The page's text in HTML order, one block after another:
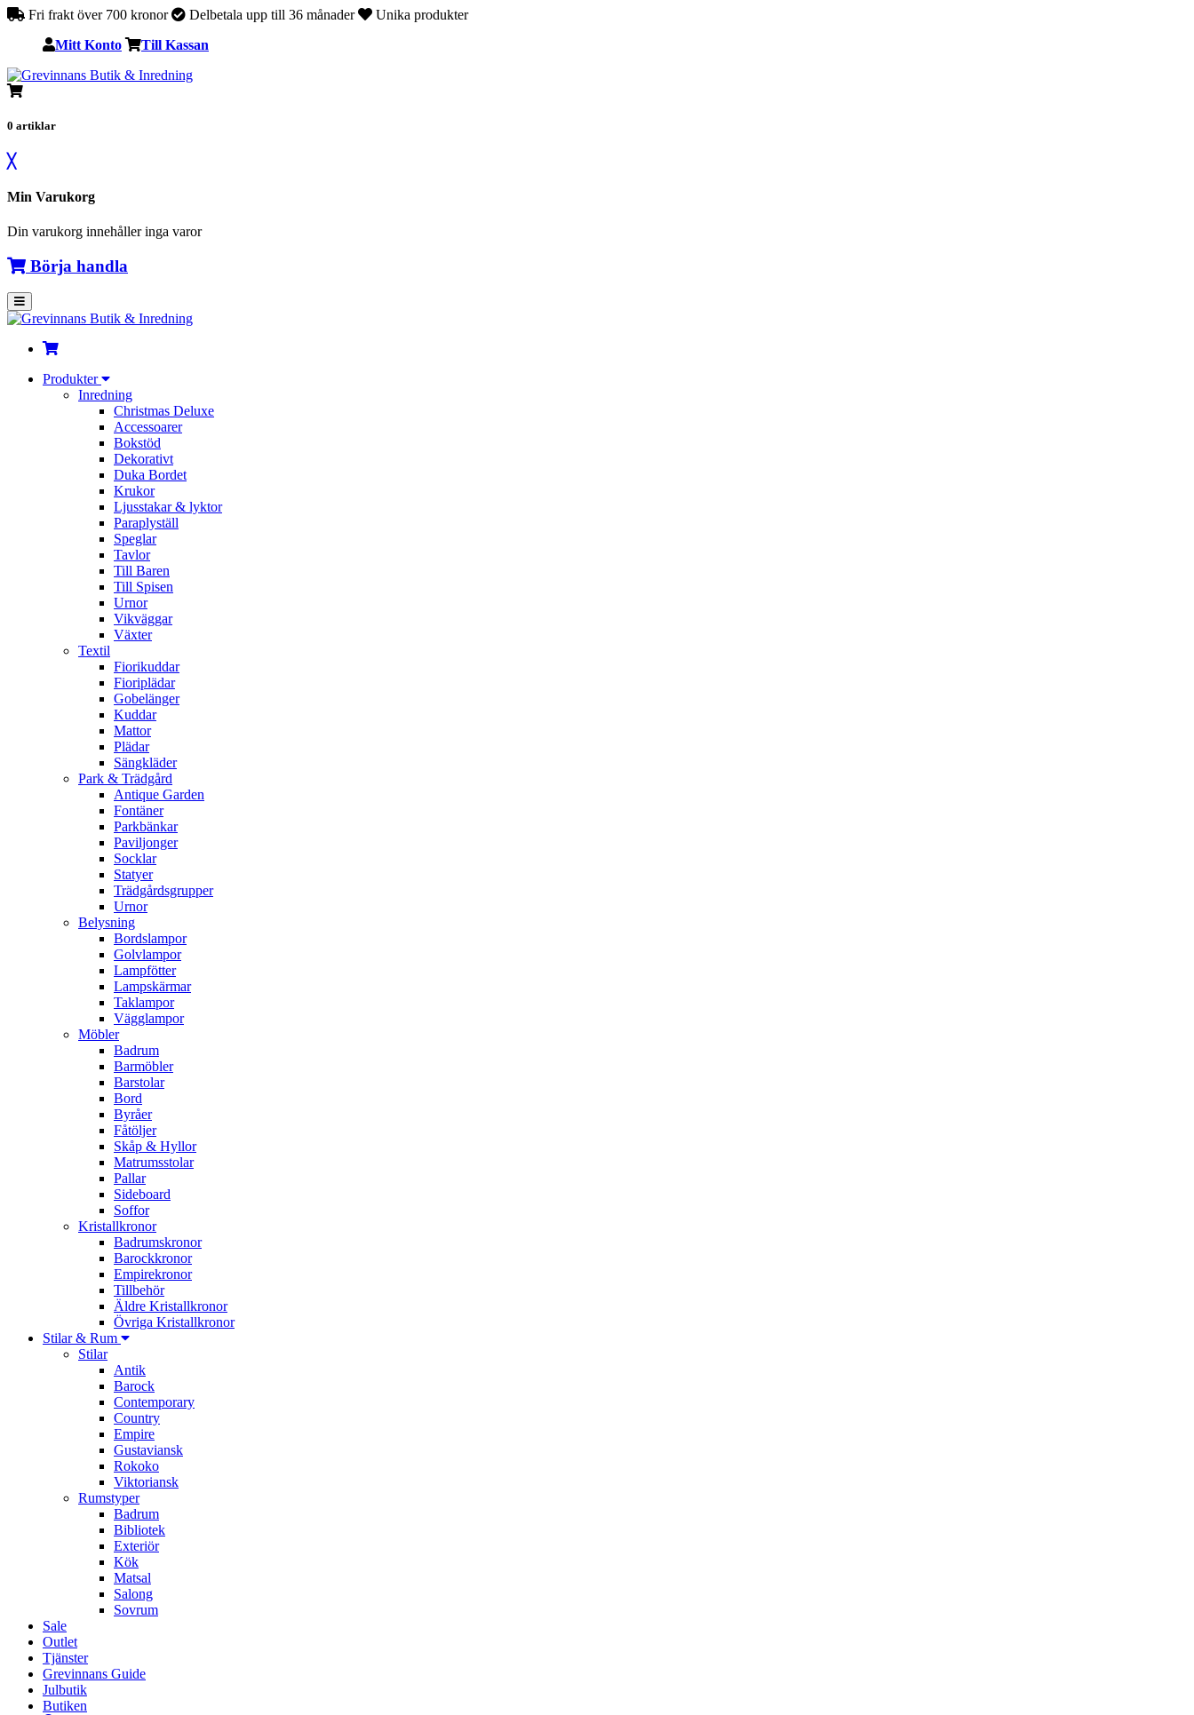
Fri frakt över 700 kronor Delbetala upp till 36 månader Unika produkter
Mitt Konto Till Kassan
0 artiklar
╳
Min Varukorg
Din varukorg innehåller inga varor
Börja handla
Produkter
Inredning
Christmas Deluxe
Accessoarer
Bokstöd
Dekorativt
Duka Bordet
Krukor
Ljusstakar & lyktor
Paraplyställ
Speglar
Tavlor
Till Baren
Till Spisen
Urnor
Vikväggar
Växter
Textil
Fiorikuddar
Fioriplädar
Gobelänger
Kuddar
Mattor
Plädar
Sängkläder
Park & Trädgård
Antique Garden
Fontäner
Parkbänkar
Paviljonger
Socklar
Statyer
Trädgårdsgrupper
Urnor
Belysning
Bordslampor
Golvlampor
Lampfötter
Lampskärmar
Taklampor
Vägglampor
Möbler
Badrum
Barmöbler
Barstolar
Bord
Byråer
Fåtöljer
Skåp & Hyllor
Matrumsstolar
Pallar
Sideboard
Soffor
Kristallkronor
Badrumskronor
Barockkronor
Empirekronor
Tillbehör
Äldre Kristallkronor
Övriga Kristallkronor
Stilar & Rum
Stilar
Antik
Barock
Contemporary
Country
Empire
Gustaviansk
Rokoko
Viktoriansk
Rumstyper
Badrum
Bibliotek
Exteriör
Kök
Matsal
Salong
Sovrum
Sale
Outlet
Tjänster
Grevinnans Guide
Julbutik
Butiken